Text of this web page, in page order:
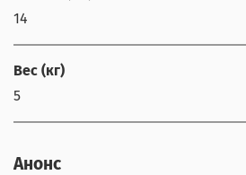
14
Вес (кг)
5
Анонс